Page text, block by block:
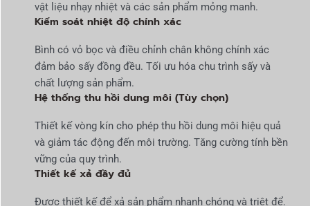
vật liệu nhạy nhiệt và các sản phẩm mỏng manh.
Kiểm soát nhiệt độ chính xác
Bình có vỏ bọc và điều chỉnh chân không chính xác
đảm bảo sấy đồng đều. Tối ưu hóa chu trình sấy và
chất lượng sản phẩm.
Hệ thống thu hồi dung môi (Tùy chọn)
Thiết kế vòng kín cho phép thu hồi dung môi hiệu quả
và giảm tác động đến môi trường. Tăng cường tính bền
vững của quy trình.
Thiết kế xả đầy đủ
Được thiết kế để xả sản phẩm nhanh chóng và triệt để.